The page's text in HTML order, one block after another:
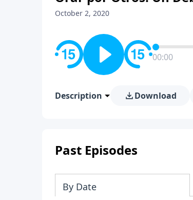
October 2, 2020
00:00
Description Download
Past Episodes
By Date